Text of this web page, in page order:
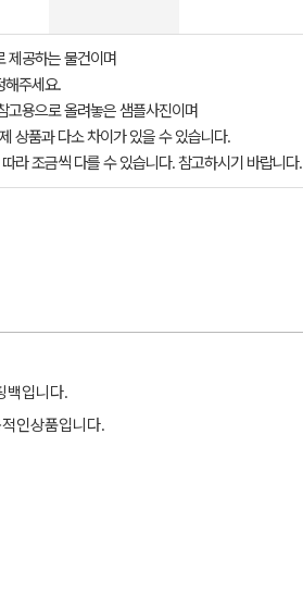
제공하는 물건이며
해주세요.
고용으로 올려놓은 샘플사진이며
상품과 다소 차이가 있을 수 있습니다.
라 조금씩 다를 수 있습니다. 참고하시기 바랍니다.
백입니다.
인상품입니다.